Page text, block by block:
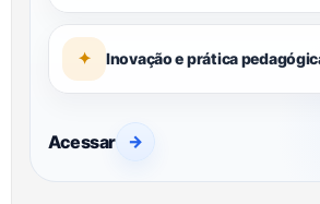
✦ Inovação e prática
Acessar →